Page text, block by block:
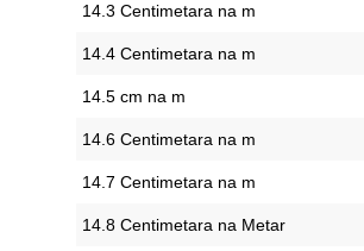
14.3 Centimetara na m
14.4 Centimetara na m
14.5 cm na m
14.6 Centimetara na m
14.7 Centimetara na m
14.8 Centimetara na Metar